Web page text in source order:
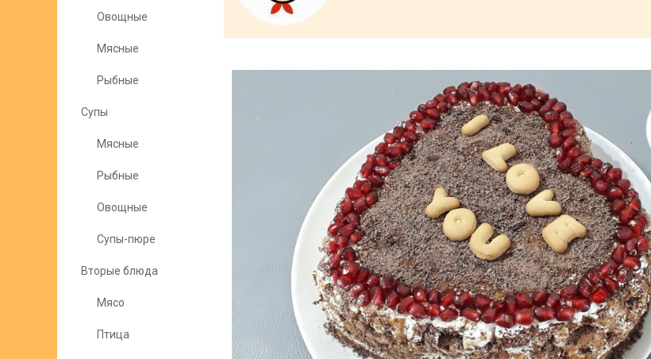
Овощные
Мясные
Рыбные
Супы
Мясные
Рыбные
Овощные
Супы-пюре
Вторые блюда
Мясо
Птица